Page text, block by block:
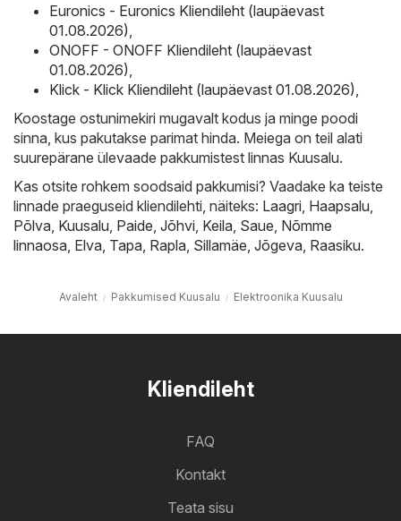
Euronics - Euronics Kliendileht (laupäevast
01.08.2026)
ONOFF - ONOFF Kliendileht (laupäevast
01.08.2026)
Klick - Klick Kliendileht (laupäevast 01.08.2026)
Koostage ostunimekiri mugavalt kodus ja minge poodi
sinna, kus pakutakse parimat hinda. Meiega on teil alati
suurepärane ülevaade pakkumistest linnas Kuusalu.
Kas otsite rohkem soodsaid pakkumisi? Vaadake ka teiste
linnade praeguseid kliendilehti, näiteks: Laagri Haapsalu
Põlva Kuusalu Paide Jõhvi Keila Saue Nõmme
linnaosa Elva Tapa Rapla Sillamäe Jõgeva Raasiku.
Avaleht Pakkumised Kuusalu Elektroonika Kuusalu
Kliendileht
FAQ
Kontakt
Teata sisu